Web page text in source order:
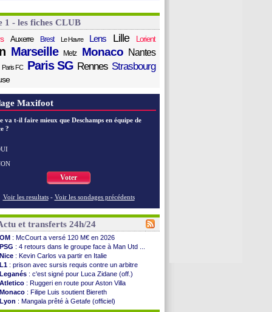
1 - les fiches CLUB
Auxerre Brest Le Havre Lens Lille Lorient
Marseille Metz Monaco Nantes
Paris FC Paris SG Rennes Strasbourg
Maxifoot
va t-il faire mieux que Deschamps en équipe de
?
Voter
Voir les resultats - Voir les sondages précédents
et transferts 24h/24
OM : McCourt a versé 120 M€ en 2026
PSG : 4 retours dans le groupe face à Man Utd ...
Nice : Kevin Carlos va partir en Italie
L1 : prison avec sursis requis contre un arbitre
Leganés : c'est signé pour Luca Zidane (off.)
Atletico : Ruggeri en route pour Aston Villa
Monaco : Filipe Luis soutient Biereth
Lyon : Mangala prêté à Getafe (officiel)
PSG: Nsoki va signer en Croatie